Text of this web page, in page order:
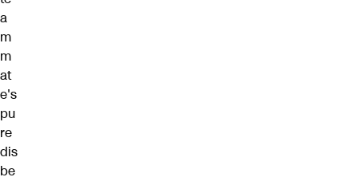
a
m
m
at
e's
pu
re
dis
be